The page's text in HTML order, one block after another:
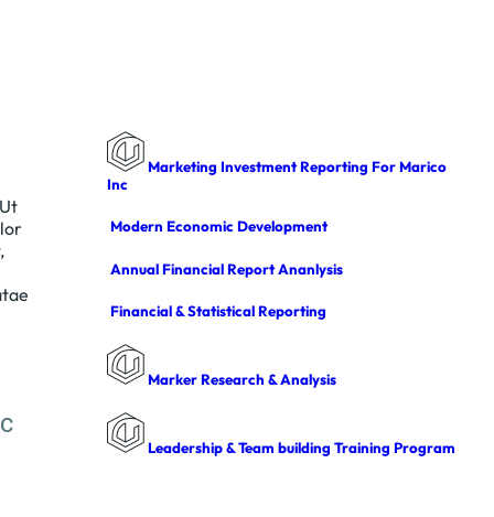
Marketing Investment Reporting For Marico
Inc
Modern Economic Development
Annual Financial Report Ananlysis
Financial & Statistical Reporting
Marker Research & Analysis
Leadership & Team building Training Program